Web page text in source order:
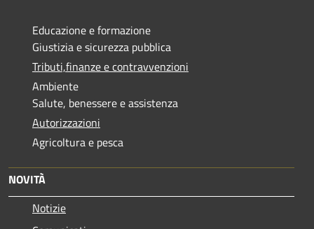
Educazione e formazione
Giustizia e sicurezza pubblica
Tributi,finanze e contravvenzioni
Ambiente
Salute, benessere e assistenza
Autorizzazioni
Agricoltura e pesca
NOVITÀ
Notizie